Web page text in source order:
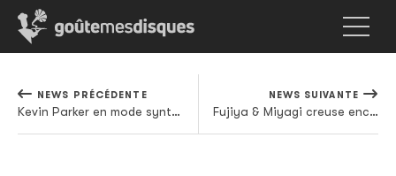
NEWS PRÉCÉDENTE
Kevin Parker en mode synthèse sur le premier extrait du prochain Tame Impala
NEWS SUIVANTE
Fujiya & Miyagi creuse encore et toujours le sillon kraut-funk